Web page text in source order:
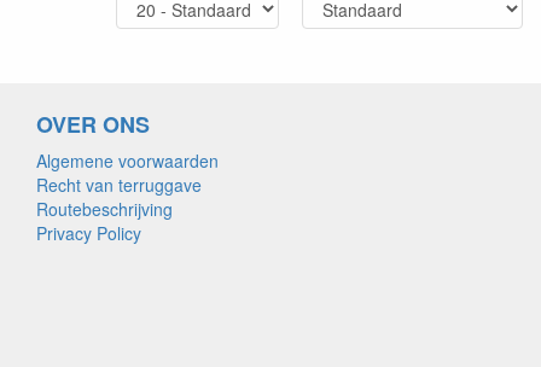
OVER ONS
Algemene voorwaarden
Recht van terruggave
Routebeschrijving
Privacy Policy